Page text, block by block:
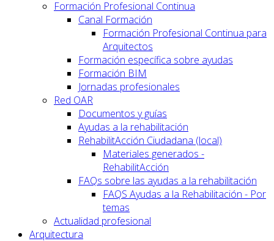
Formación Profesional Continua
Canal Formación
Formación Profesional Continua para
Arquitectos
Formación específica sobre ayudas
Formación BIM
Jornadas profesionales
Red OAR
Documentos y guías
Ayudas a la rehabilitación
RehabilitAcción Ciudadana (local)
Materiales generados -
RehabilitAcción
FAQs sobre las ayudas a la rehabilitación
FAQS Ayudas a la Rehabilitación - Por
temas
Actualidad profesional
Arquitectura